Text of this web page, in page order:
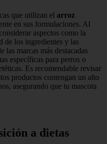
que utilizan el arroz
en sus formulaciones. Al
aspectos como la
de los ingredientes y las
las marcas más destacadas
específicas para perros o
Es recomendable revisar
productos contengan un alto
asegurando que tu mascota
a dietas